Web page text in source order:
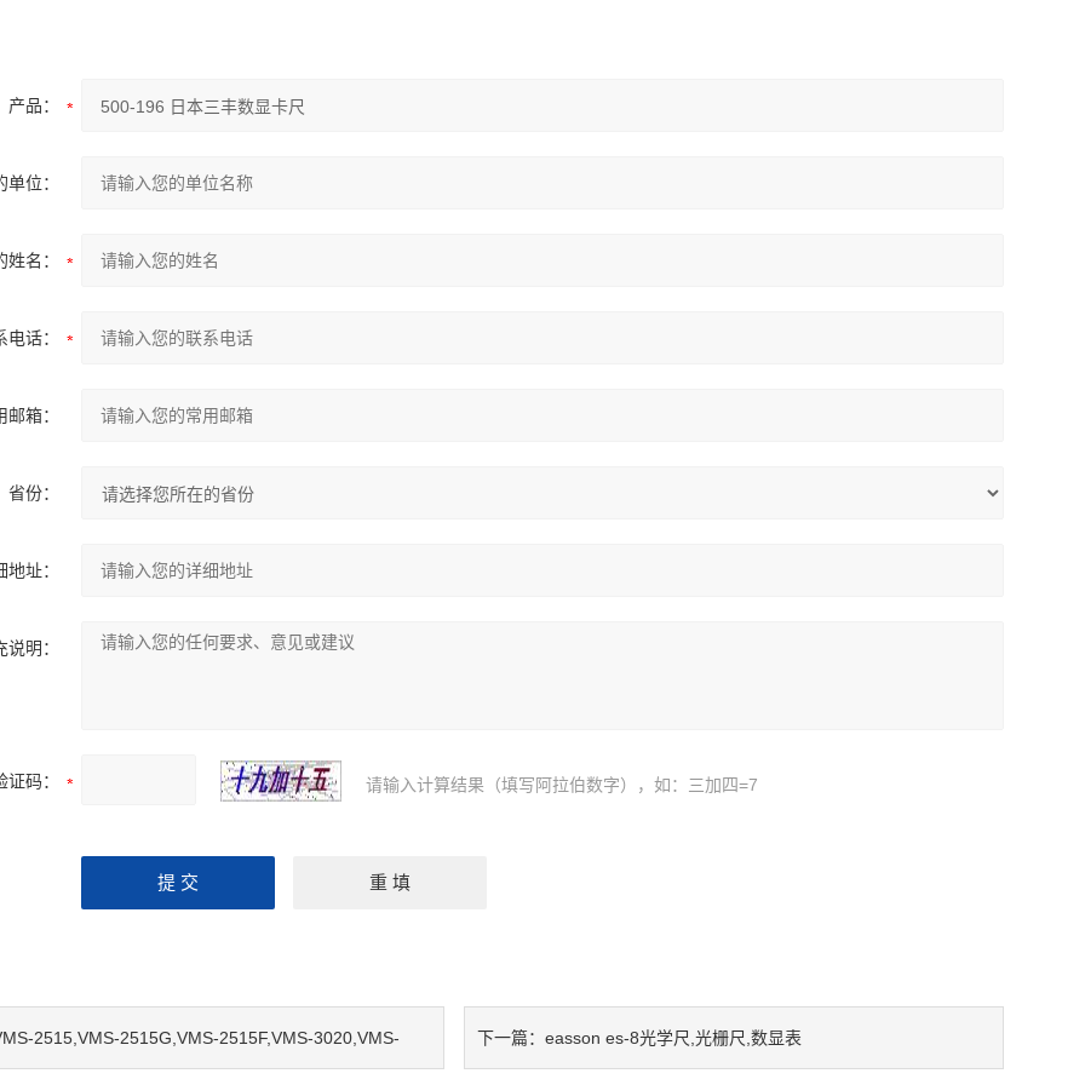
产品：
单位：
姓名：
电话：
邮箱：
省份：
地址：
说明：
证码： 请输入计算结果（填写阿拉伯数字），如：三加四=7
2515,VMS-2515G,VMS-2515F,VMS-3020,VMS- 下一篇：easson es-8光学尺,光栅尺,数显表